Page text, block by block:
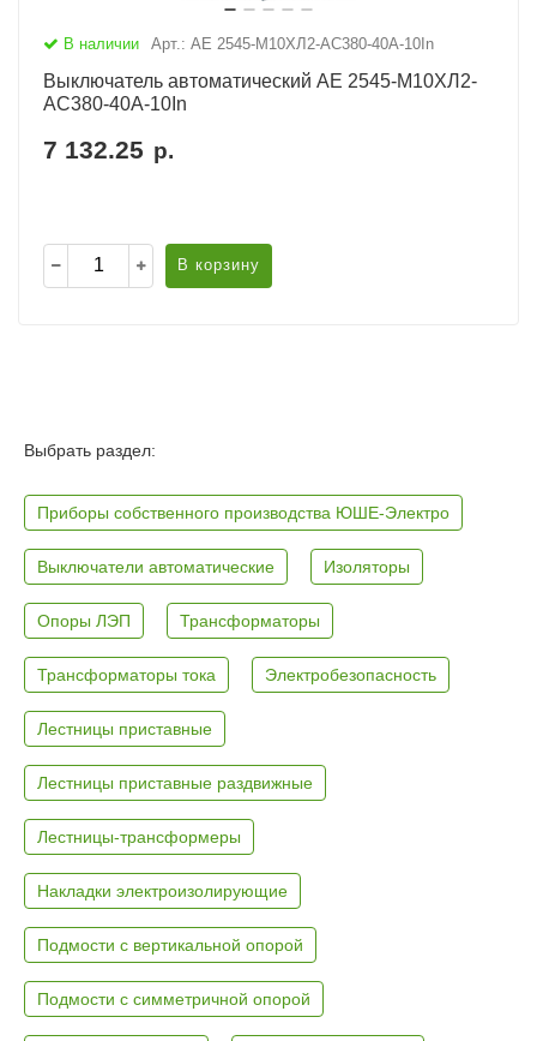
В наличии Арт.: АЕ 2545-М10ХЛ2-AC380-40А-10In
Выключатель автоматический АЕ 2545-М10ХЛ2-
AC380-40А-10In
7 132.25 р.
В корзину
Выбрать раздел:
Приборы собственного производства ЮШЕ-Электро
Выключатели автоматические Изоляторы
Опоры ЛЭП Трансформаторы
Трансформаторы тока Электробезопасность
Лестницы приставные
Лестницы приставные раздвижные
Лестницы-трансформеры
Накладки электроизолирующие
Подмости с вертикальной опорой
Подмости с симметричной опорой